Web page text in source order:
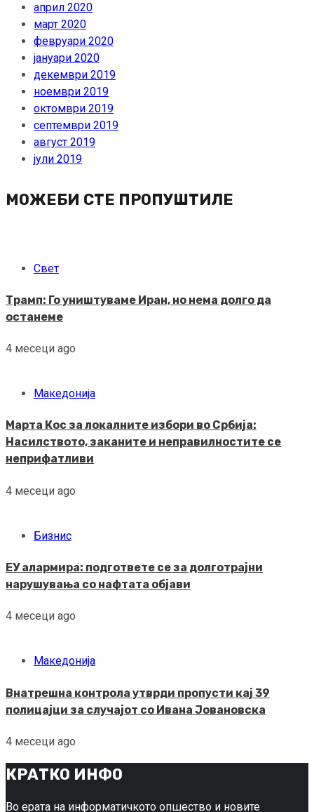
април 2020
март 2020
февруари 2020
јануари 2020
декември 2019
ноември 2019
октомври 2019
септември 2019
август 2019
јули 2019
МОЖЕБИ СТЕ ПРОПУШТИЛЕ
Свет
Трамп: Го уништуваме Иран, но нема долго да
останеме
4 месеци ago
Македонија
Марта Кос за локалните избори во Србија:
Насилството, заканите и неправилностите се
неприфатливи
4 месеци ago
Бизнис
ЕУ алармира: подгответе се за долготрајни
нарушувања со нафтата објави
4 месеци ago
Македонија
Внатрешна контрола утврди пропусти кај 39
полицајци за случајот со Ивана Јовановска
4 месеци ago
КРАТКО ИНФО
Во ерата на информатичкото опшество и новите